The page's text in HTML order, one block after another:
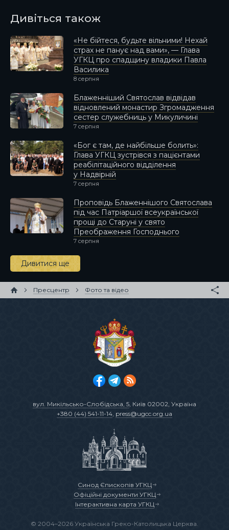
Дивіться також
«Не бійтеся, будьте вільними! Нехай
страх не панує над вами», — Глава
УГКЦ про спадщину владики Павла
Василика
8 серпня
Блаженніший Святослав відвідав
відновлений монастир Згромадження
сестер служебниць у Микуличині
7 серпня
«Бог є там, де найбільше болить»:
Глава УГКЦ зустрівся з пацієнтами
реабілітаційного відділення
у Надвірній
7 серпня
Проповідь Блаженнішого Святослава
під час Патріаршої всеукраїнської
прощі до Старуні у свято
Преображення Господнього
7 серпня
Дивитися ще
Пресцентр Фото та відео
вул. Микільсько-Слобідська, 5, Київ 02002, Україна
+380 (44) 541-11-14, press@ugcc.org.ua
Синод Єпископів УГКЦ
Офіційні документи УГКЦ
Інтерактивна карта УГКЦ
© 2004–2026 Українська Греко-Католицька Церква.